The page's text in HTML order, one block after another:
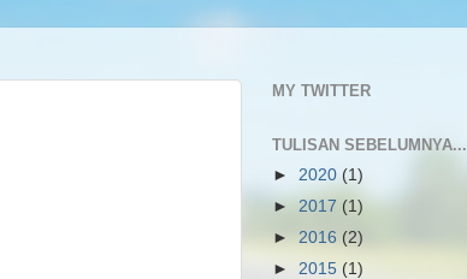
MY TWITTER
TULISAN SEBELUMNYA...
► 2020 (1)
► 2017 (1)
► 2016 (2)
► 2015 (1)